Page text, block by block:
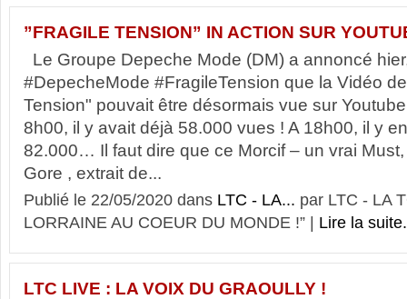
”FRAGILE TENSION” IN ACTION SUR
Le Groupe Depeche Mode (DM) a annoncé
#DepecheMode #FragileTension que la Vidéo
Tension" pouvait être désormais vue sur
8h00, il y avait déjà 58.000 vues ! A 18h00, il y
82.000… Il faut dire que ce Morcif – un vrai
Gore , extrait de...
Publié le 22/05/2020 dans LTC - LA... par LTC - LA
LORRAINE AU COEUR DU MONDE !” | Lire la
LTC LIVE : LA VOIX DU GRAOULLY !